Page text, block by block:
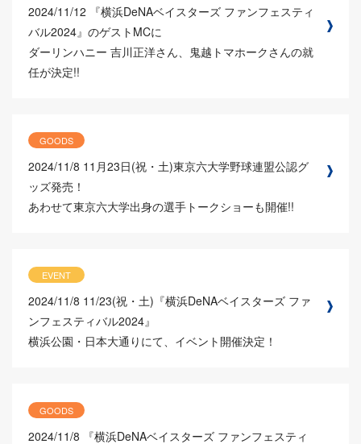
2024/11/12
『横浜DeNAベイスターズ ファンフェスティ
バル2024』のゲストMCに
ダーリンハニー 吉川正洋さん、鬼越トマホークさんの就
任が決定!!
GOODS
2024/11/8 11月23日(祝・土)東京六大学野球連盟公認グ
ッズ発売！
あわせて東京六大学出身の選手トークショーも開催!!
EVENT
2024/11/8 11/23(祝・土)『横浜DeNAベイスターズ ファ
ンフェスティバル2024』
横浜公園・日本大通りにて、イベント開催決定！
GOODS
2024/11/8
『横浜DeNAベイスターズ ファンフェスティ